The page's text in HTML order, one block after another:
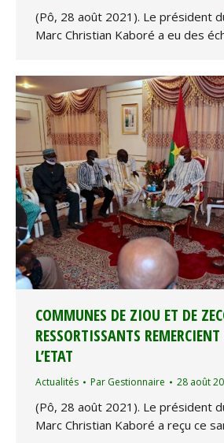
(Pô, 28 août 2021). Le président
Marc Christian Kaboré a eu des
COMMUNES DE ZIOU ET DE
RESSORTISSANTS REMERCIENT
L’ETAT
Actualités Par Gestionnaire 28 août
(Pô, 28 août 2021). Le président
Marc Christian Kaboré a reçu ce